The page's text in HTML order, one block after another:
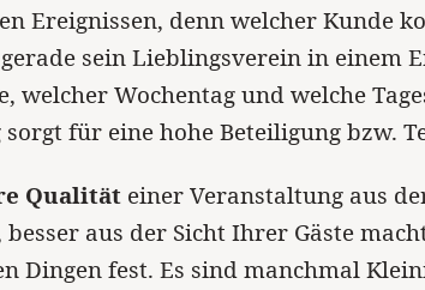
Ereignissen, denn welcher Kunde
sein Lieblingsverein in einem
welcher Wochentag und welche
für eine hohe Beteiligung bzw.
Qualität einer Veranstaltung aus
aus der Sicht Ihrer Gäste
Dingen fest. Es sind manchmal